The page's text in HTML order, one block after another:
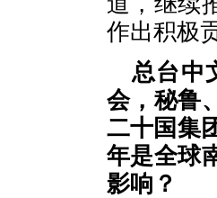
作出积极
总台中
会，秘鲁
二十国集
年是全球
影响？